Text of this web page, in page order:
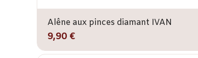
Alêne aux pinces diamant IVAN
9,90 €